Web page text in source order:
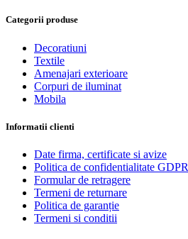
Categorii produse
Decoratiuni
Textile
Amenajari exterioare
Corpuri de iluminat
Mobila
Informatii clienti
Date firma, certificate si avize
Politica de confidentialitate GDPR
Formular de retragere
Termeni de returnare
Politica de garanție
Termeni si conditii